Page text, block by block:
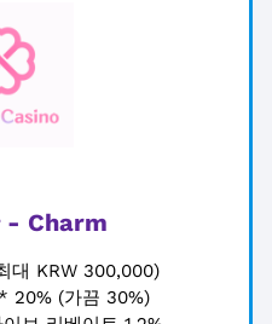
- Charm
대 KRW 300,000)
20% (가끔 30%)